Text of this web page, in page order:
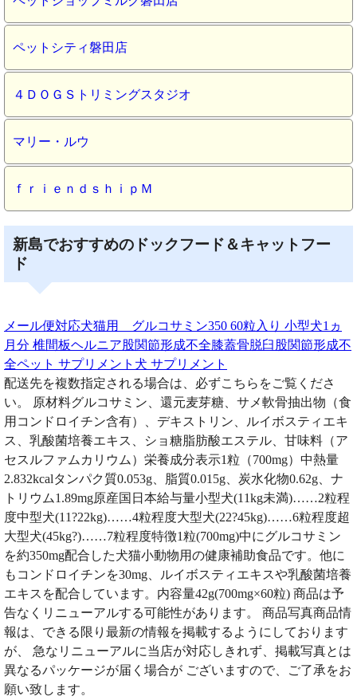
ペットシティ磐田店
４ＤＯＧＳトリミングスタジオ
マリー・ルウ
ｆｒｉｅｎｄｓｈｉｐＭ
新島でおすすめのドックフード＆キャットフー
ド
メール便対応犬猫用 グルコサミン350 60粒入り 小型犬1ヵ
月分 椎間板ヘルニア股関節形成不全膝蓋骨脱臼股関節形成不
全ペット サプリメント犬 サプリメント
配送先を複数指定される場合は、必ずこちらをご覧くださ
い。 原材料グルコサミン、還元麦芽糖、サメ軟骨抽出物（食
用コンドロイチン含有）、デキストリン、ルイボスティエキ
ス、乳酸菌培養エキス、ショ糖脂肪酸エステル、甘味料（ア
セスルファムカリウム）栄養成分表示1粒（700mg）中熱量
2.832kcalタンパク質0.053g、脂質0.015g、炭水化物0.62g、ナ
トリウム1.89mg原産国日本給与量小型犬(11kg未満)……2粒程
度中型犬(11?22kg)……4粒程度大型犬(22?45kg)……6粒程度超
大型犬(45kg?)……7粒程度特徴1粒(700mg)中にグルコサミン
を約350mg配合した犬猫小動物用の健康補助食品です。他に
もコンドロイチンを30mg、ルイボスティエキスや乳酸菌培養
エキスを配合しています。内容量42g(700mg×60粒) 商品は予
告なくリニューアルする可能性があります。 商品写真商品情
報は、できる限り最新の情報を掲載するようにしております
が、 急なリニューアルに当店が対応しきれず、掲載写真とは
異なるパッケージが届く場合が ございますので、ご了承をお
願い致します。